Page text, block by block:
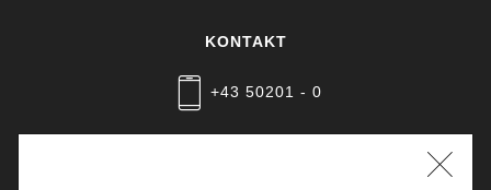
KONTAKT
+43 50201 - 0